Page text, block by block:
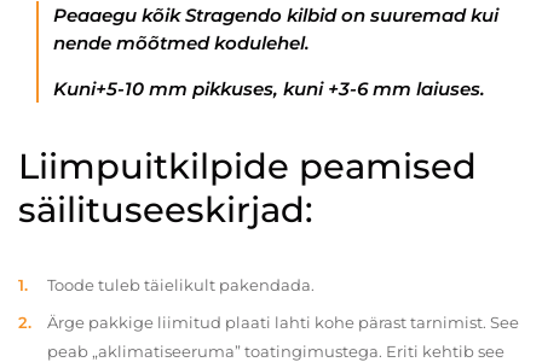
Peaaegu kõik Stragendo kilbid on suuremad kui
nende mõõtmed kodulehel.
Kuni+5-10 mm pikkuses, kuni +3-6 mm laiuses.
Liimpuitkilpide peamised
säilituseeskirjad:
Toode tuleb täielikult pakendada.
Ärge pakkige liimitud plaati lahti kohe pärast tarnimist. See
peab „aklimatiseeruma” toatingimustega. Eriti kehtib see